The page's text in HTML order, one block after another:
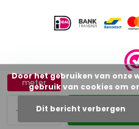
+
-
meter
Door het gebruiken van onze
gebruik van cookies om
Dit bericht verbergen